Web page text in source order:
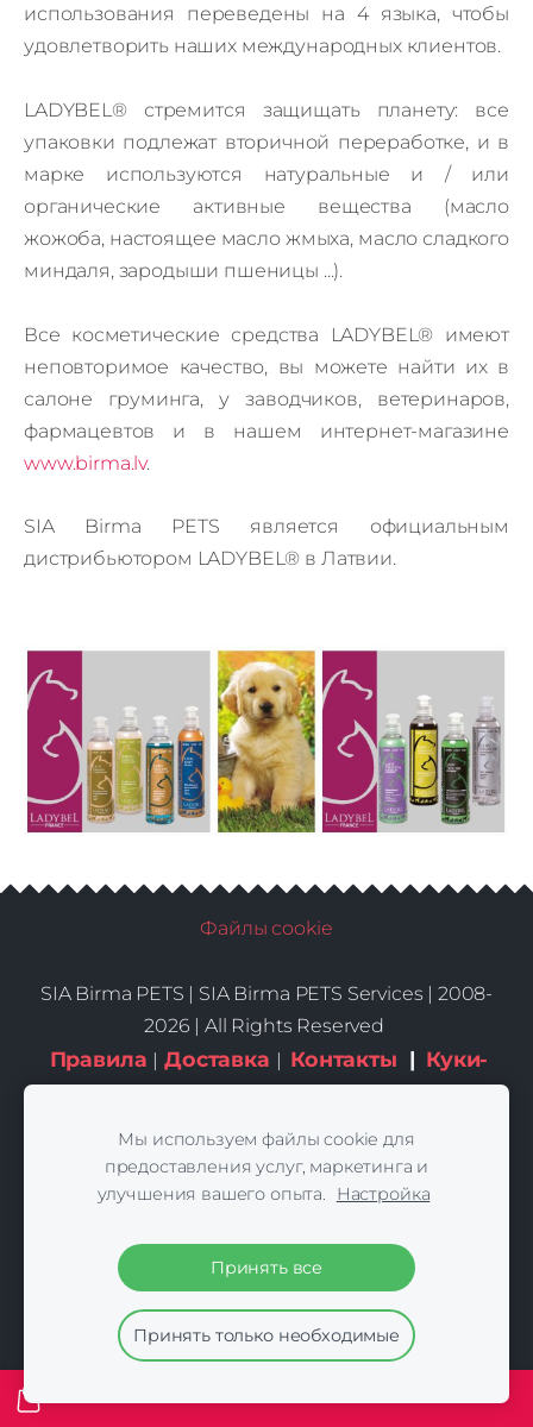
использования переведены на 4 языка, чтобы
удовлетворить наших международных клиентов.
LADYBEL®стремится защищать планету: все
упаковки подлежат вторичной переработке, и в
марке используются натуральные и / или
органические активные вещества (масло
жожоба, настоящее масло жмыха, масло сладкого
миндаля, зародыши пшеницы ...).
Все косметические средства LADYBEL® имеют
неповторимое качество, вы можете найти их в
салоне груминга, у заводчиков, ветеринаров,
фармацевтов и в нашем интернет-магазине
www.birma.lv.
SIA Birma PETS является официальным
дистрибьютором LADYBEL® в Латвии.
Файлы cookie
SIA Birma PETS | SIA Birma PETS Services | 2008-
2026 | All Rights Reserved
Правила | Доставка | Контакты | Куки-
Мы используем файлы cookie для
предоставления услуг, маркетинга и
улучшения вашего опыта.
Настройка
Принять все
Принять только необходимые